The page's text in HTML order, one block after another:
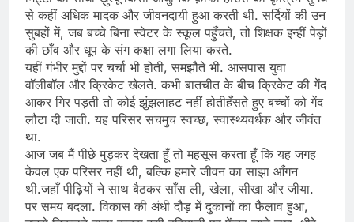
से कहीं अधिक मादक और जीवनदायी हुआ करती थी. सर्दियों की उन
सुबहों में, जब बच्चे बिना स्वेटर के स्कूल पहुँचते, तो शिक्षक इन्हीं पेड़ों
की छाँव और धूप के संग कक्षा लगा लिया करते.
यहीं गंभीर मुद्दों पर चर्चा भी होती, समझौते भी. आसपास युवा
वॉलीबॉल और क्रिकेट खेलते. कभी बातचीत के बीच क्रिकेट की गेंद
आकर गिर पड़ती तो कोई झुंझलाहट नहीं होतीहँसते हुए बच्चों को गेंद
लौटा दी जाती. यह परिसर सचमुच स्वच्छ, स्वास्थ्यवर्धक और जीवंत
था.
आज जब मैं पीछे मुड़कर देखता हूँ तो महसूस करता हूँ कि यह जगह
केवल एक परिसर नहीं थी, बल्कि हमारे जीवन का साझा आँगन
थी.जहाँ पीढ़ियों ने साथ बैठकर साँस ली, खेला, सीखा और जीया.
पर समय बदला. विकास की अंधी दौड़ में दुकानों का फैलाव हुआ,